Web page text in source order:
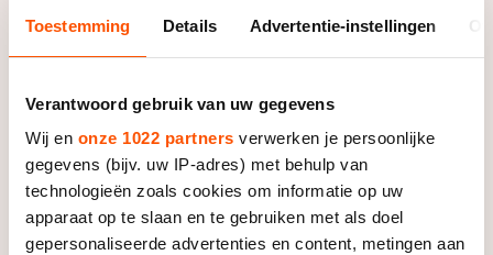
Toestemming Details Advertentie-instellingen
Verantwoord gebruik van uw gegevens
Wij en onze 1022 partners verwerken je persoonlijke
gegevens (bijv. uw IP-adres) met behulp van
technologieën zoals cookies om informatie op uw
apparaat op te slaan en te gebruiken met als doel
gepersonaliseerde advertenties en content, metingen aan
“Allrounden vind ik superleuk”, vertelt de voormalig
marrathonschaatser. “Maar met de jaren wordt mijn
seconde en die neem ik het hele toernooi met me
mee. Ik zou mijn 500 meter nog best aan kunnen
scherpen, maar dat kost zoveel moeite dat het ten
koste zou gaan van mijn 5 en 10 kilometer. En met het
oog op de Olympische Spelen, kies ik nu heel gericht
voor de lange afstanden.”